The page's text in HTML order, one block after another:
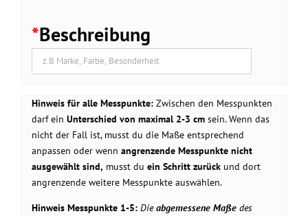
*Beschreibung
Hinweis für alle Messpunkte: Zwischen den Messpunkten
darf ein Unterschied von maximal 2-3 cm sein. Wenn das
nicht der Fall ist, musst du die Maße entsprechend
anpassen oder wenn angrenzende Messpunkte nicht
ausgewählt sind, musst du ein Schritt zurück und dort
angrenzende weitere Messpunkte auswählen.
Hinweis Messpunkte 1-5: Dieabgemessene Maße des